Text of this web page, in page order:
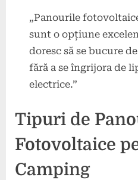
„Panourile
sunt o opțiune
doresc să se bucure
fără a se îngrijora de
electrice.”
Tipuri de
Fotovoltaice
Camping